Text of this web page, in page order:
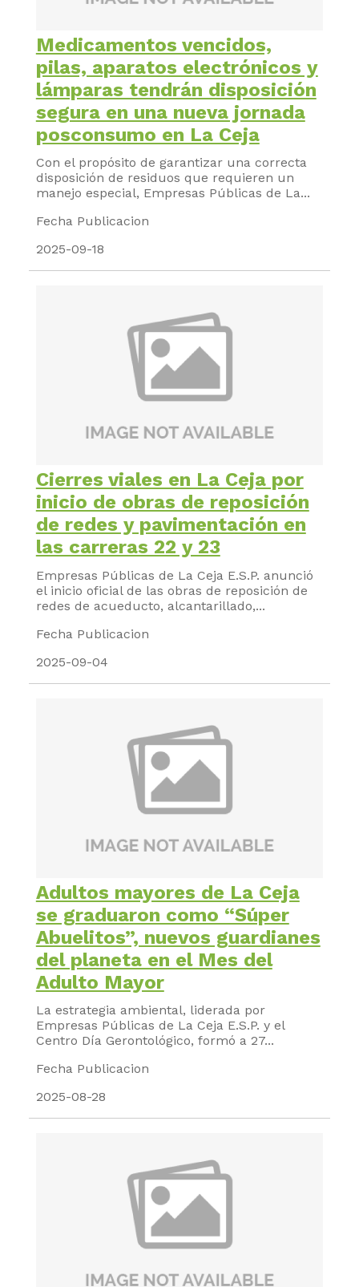
Medicamentos vencidos,
pilas, aparatos electrónicos y
lámparas tendrán disposición
segura en una nueva jornada
posconsumo en La Ceja
Con el propósito de garantizar una correcta
disposición de residuos que requieren un
manejo especial, Empresas Públicas de La...
Fecha Publicacion
2025-09-18
Cierres viales en La Ceja por
inicio de obras de reposición
de redes y pavimentación en
las carreras 22 y 23
Empresas Públicas de La Ceja E.S.P. anunció
el inicio oficial de las obras de reposición de
redes de acueducto, alcantarillado,...
Fecha Publicacion
2025-09-04
Adultos mayores de La Ceja
se graduaron como “Súper
Abuelitos”, nuevos guardianes
del planeta en el Mes del
Adulto Mayor
La estrategia ambiental, liderada por
Empresas Públicas de La Ceja E.S.P. y el
Centro Día Gerontológico, formó a 27...
Fecha Publicacion
2025-08-28